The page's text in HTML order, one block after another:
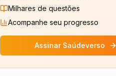
Milhares de questões
Acompanhe seu progresso
Assinar Saúdeverso